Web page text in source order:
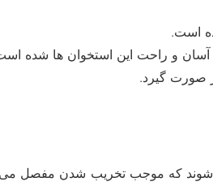
است.
و راحت این استخوان ها شده
صورت گیرد.
می شوند که موجب تخریب شدن مفصل